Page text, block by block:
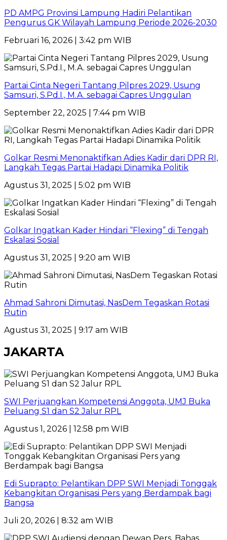
PD AMPG Provinsi Lampung Hadiri Pelantikan
Pengurus GK Wilayah Lampung Periode 2026-2030
Februari 16, 2026 | 3:42 pm WIB
Partai Cinta Negeri Tantang Pilpres 2029, Usung
Samsuri, S.Pd.I., M.A. sebagai Capres Unggulan
September 22, 2025 | 7:44 pm WIB
Golkar Resmi Menonaktifkan Adies Kadir dari DPR RI,
Langkah Tegas Partai Hadapi Dinamika Politik
Agustus 31, 2025 | 5:02 pm WIB
Golkar Ingatkan Kader Hindari “Flexing” di Tengah
Eskalasi Sosial
Agustus 31, 2025 | 9:20 am WIB
Ahmad Sahroni Dimutasi, NasDem Tegaskan Rotasi
Rutin
Agustus 31, 2025 | 9:17 am WIB
JAKARTA
SWI Perjuangkan Kompetensi Anggota, UMJ Buka
Peluang S1 dan S2 Jalur RPL
Agustus 1, 2026 | 12:58 pm WIB
Edi Suprapto: Pelantikan DPP SWI Menjadi Tonggak
Kebangkitan Organisasi Pers yang Berdampak bagi
Bangsa
Juli 20, 2026 | 8:32 am WIB